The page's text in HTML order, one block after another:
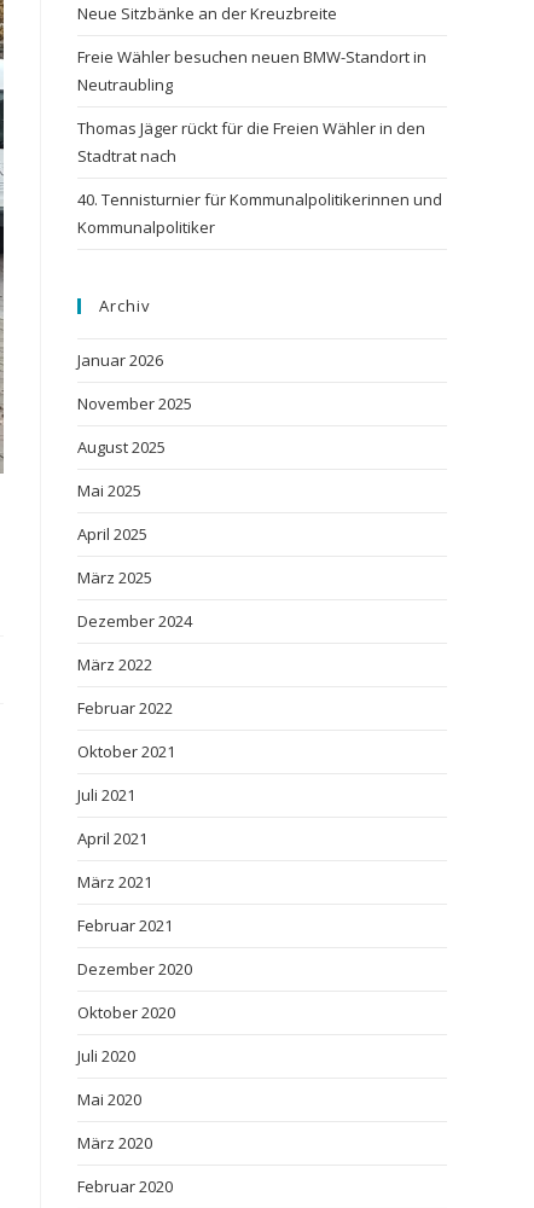
Neue Sitzbänke an der Kreuzbreite
Freie Wähler besuchen neuen BMW-Standort in
Neutraubling
Thomas Jäger rückt für die Freien Wähler in den
Stadtrat nach
40. Tennisturnier für Kommunalpolitikerinnen und
Kommunalpolitiker
Archiv
Januar 2026
November 2025
August 2025
Mai 2025
April 2025
März 2025
Dezember 2024
März 2022
Februar 2022
Oktober 2021
Juli 2021
April 2021
März 2021
Februar 2021
Dezember 2020
Oktober 2020
Juli 2020
Mai 2020
März 2020
Februar 2020